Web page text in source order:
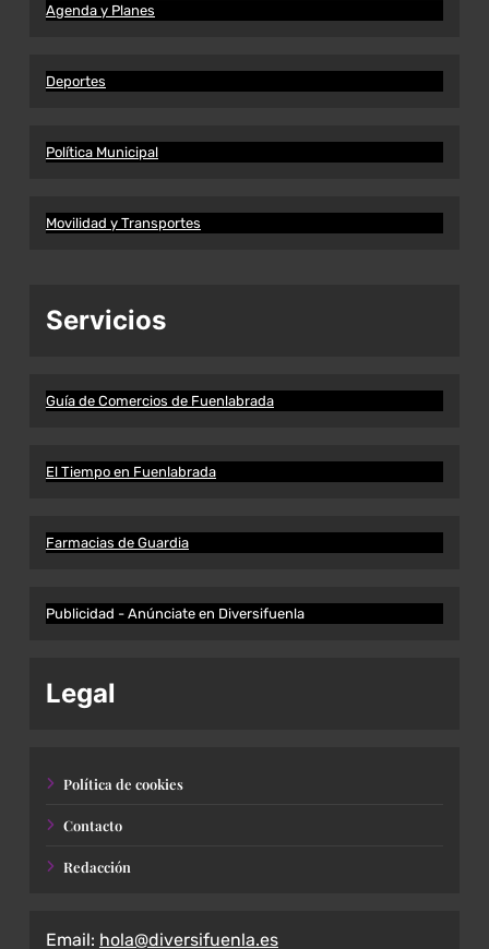
Agenda y Planes
Deportes
Política Municipal
Movilidad y Transportes
Servicios
Guía de Comercios de Fuenlabrada
El Tiempo en Fuenlabrada
Farmacias de Guardia
Publicidad - Anúnciate en Diversifuenla
Legal
Política de cookies
Contacto
Redacción
Email: hola@diversifuenla.es